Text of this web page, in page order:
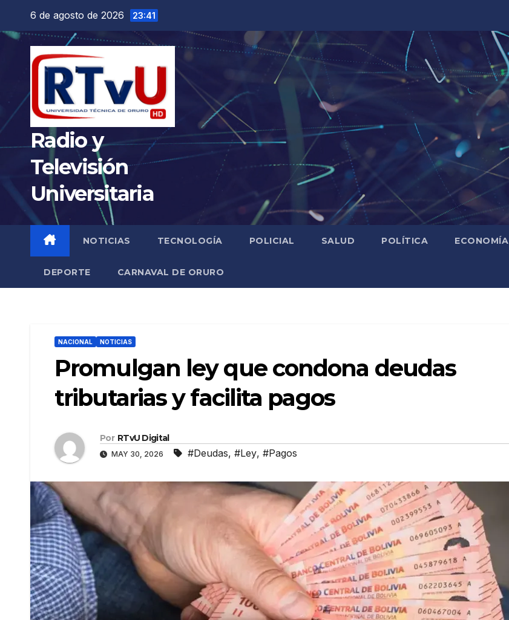
contenido
6 de agosto de 2026 23:41
Radio y
Televisión
Universitaria
NOTICIAS TECNOLOGÍA POLICIAL SALUD POLÍTICA ECONOMÍA
DEPORTE CARNAVAL DE ORURO
NACIONAL NOTICIAS
Promulgan ley que condona deudas
tributarias y facilita pagos
Por RTvU Digital
MAY 30, 2026 #Deudas, #Ley, #Pagos